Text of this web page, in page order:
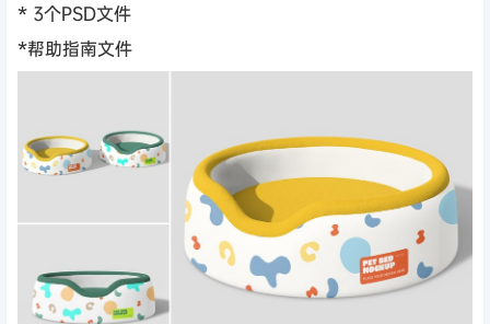
* 3个PSD文件
*帮助指南文件